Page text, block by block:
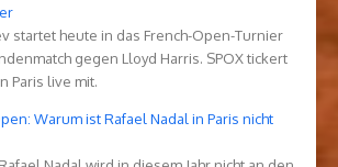
startet heute in das French-Open-Turnier
gegen Lloyd Harris. SPOX tickert
Paris live mit.
Warum ist Rafael Nadal in Paris nicht